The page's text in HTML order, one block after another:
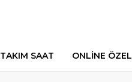
TAKIM SAAT ONLİNE ÖZEL